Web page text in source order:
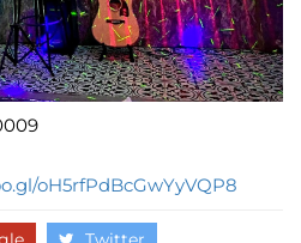
oH5rfPdBcGwYyVQP8